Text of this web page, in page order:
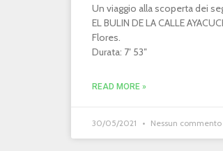
Un viaggio alla scoperta dei
EL BULIN DE LA CALLE
Flores.
Durata: 7′ 53″
READ MORE »
30/05/2021 Nessun commento